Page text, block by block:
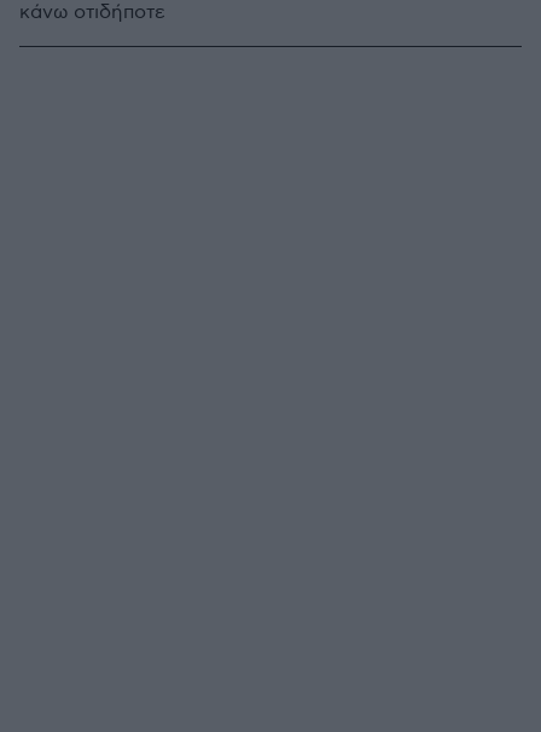
κάνω οτιδήποτε